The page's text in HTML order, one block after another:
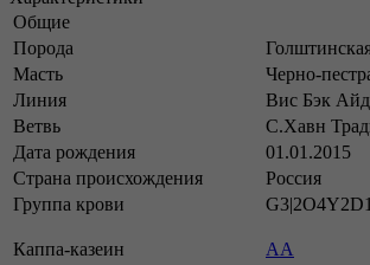
Общие
Порода
Масть
Черно-
Линия
Вис Бэк
Ветвь
С.Хавн
Дата рождения
01.01.2015
Страна происхождения
Россия
Группа крови
Каппа-казеин АА